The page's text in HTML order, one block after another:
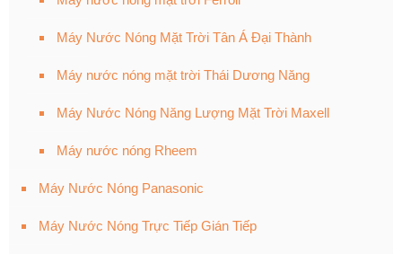
Máy Nước Nóng Mặt Trời Tân Á Đại Thành
Máy nước nóng mặt trời Thái Dương Năng
Máy Nước Nóng Năng Lượng Mặt Trời Maxell
Máy nước nóng Rheem
Máy Nước Nóng Panasonic
Máy Nước Nóng Trực Tiếp Gián Tiếp